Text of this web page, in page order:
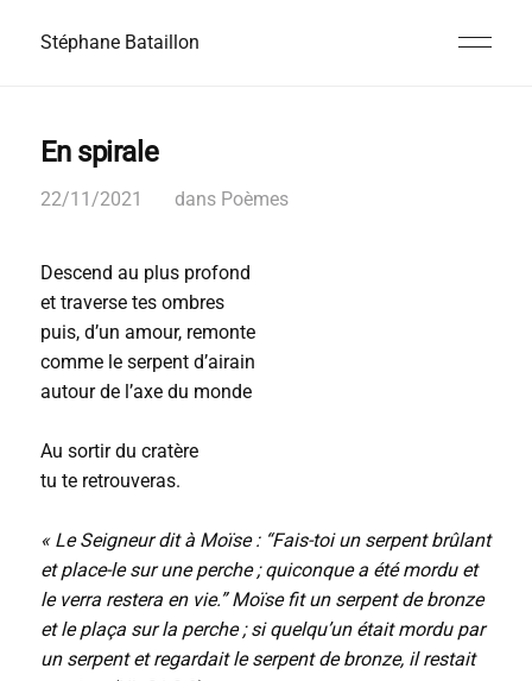
Stéphane Bataillon
En spirale
22/11/2021 dans Poèmes
Descend au plus profond
et traverse tes ombres
puis, d’un amour, remonte
comme le serpent d’airain
autour de l’axe du monde
Au sortir du cratère
tu te retrouveras.
« Le Seigneur dit à Moïse : “Fais-toi un serpent brûlant
et place-le sur une perche ; quiconque a été mordu et
le verra restera en vie.” Moïse fit un serpent de bronze
et le plaça sur la perche ; si quelqu’un était mordu par
un serpent et regardait le serpent de bronze, il restait